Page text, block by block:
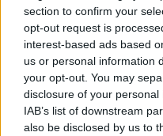
section to confirm your
opt-out request is
interest-based ads based
us or personal information
your opt-out. You may
disclosure of your
IAB’s list of downstream
also be disclosed by us to